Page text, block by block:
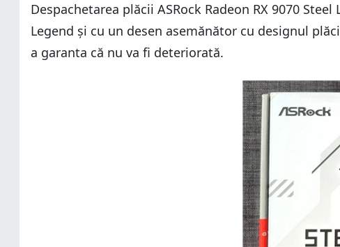
Despachetarea plăcii ASRock Radeon RX 9070
Legend și cu un desen asemănător cu designul
a garanta că nu va fi deteriorată.